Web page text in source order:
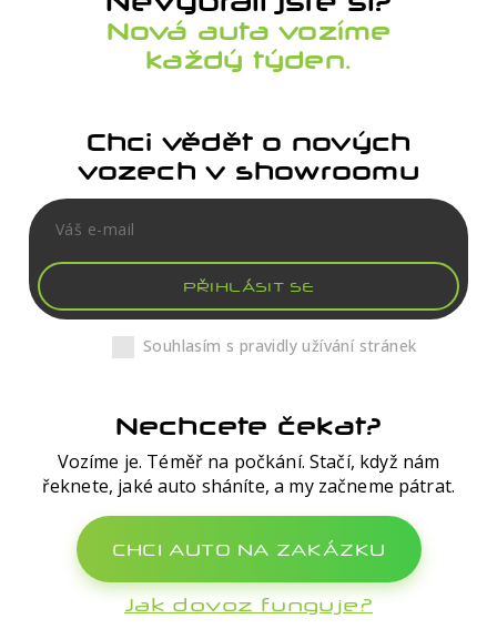
Nová auta vozíme
každý týden.
Chci vědět o nových
vozech v showroomu
PŘIHLÁSIT SE
Souhlasím s pravidly užívání stránek
Nechcete čekat?
Vozíme je. Téměř na počkání. Stačí, když nám
řeknete, jaké auto sháníte, a my začneme pátrat.
CHCI AUTO NA ZAKÁZKU
Jak dovoz funguje?